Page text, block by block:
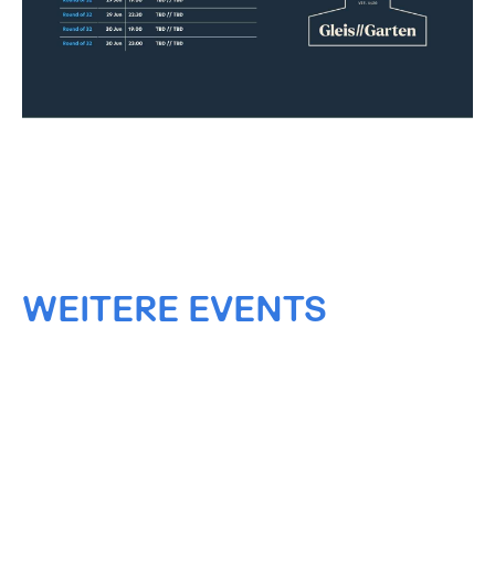
WEITERE EVENTS